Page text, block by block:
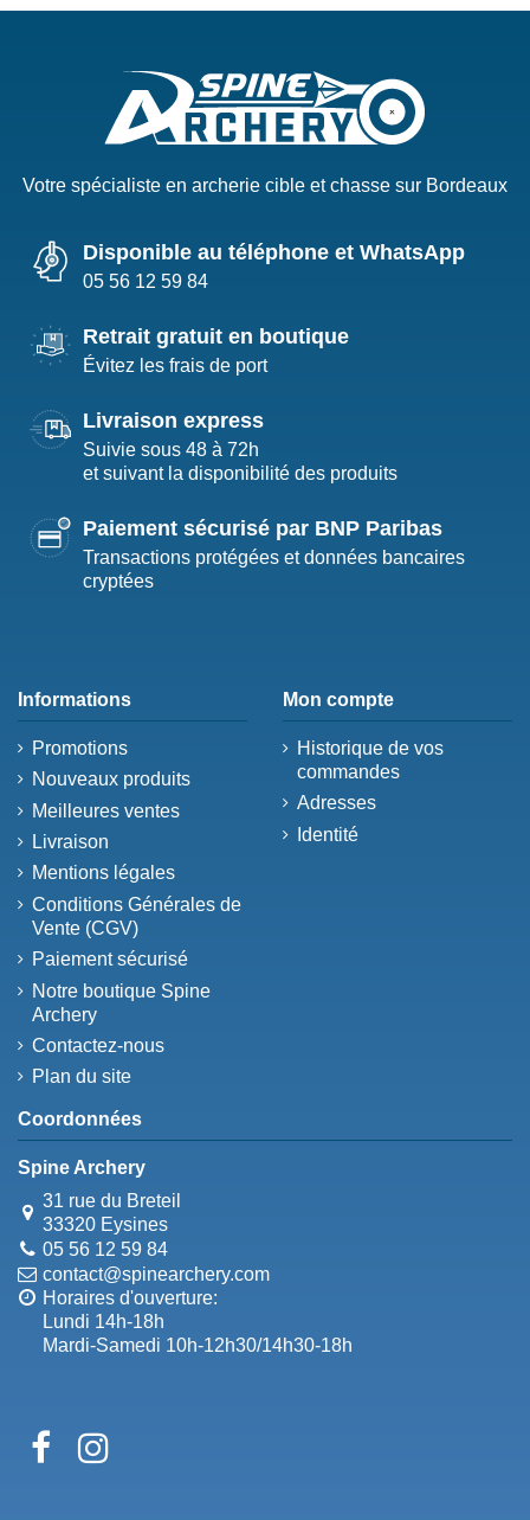
Votre spécialiste en archerie cible et chasse sur Bordeaux
Disponible au téléphone et WhatsApp
05 56 12 59 84
Retrait gratuit en boutique
Évitez les frais de port
Livraison express
Suivie sous 48 à 72h
et suivant la disponibilité des produits
Paiement sécurisé par BNP Paribas
Transactions protégées et données bancaires
cryptées
Informations
Promotions
Nouveaux produits
Meilleures ventes
Livraison
Mentions légales
Conditions Générales de
Vente (CGV)
Paiement sécurisé
Notre boutique Spine
Archery
Contactez-nous
Plan du site
Mon compte
Historique de vos
commandes
Adresses
Identité
Coordonnées
Spine Archery
31 rue du Breteil
33320 Eysines
05 56 12 59 84
contact@spinearchery.com
Horaires d'ouverture:
Lundi 14h-18h
Mardi-Samedi 10h-12h30/14h30-18h